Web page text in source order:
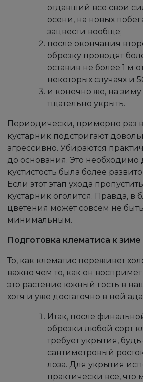
отдавший все свои
осени, на новых
зацвести вообще;
после окончания
обрезку проводят
оставив не более 1 м
некоторых случаях и
и конечно же, на
тщательно укрыть.
Периодически, примерно раз
кустарник подстригают
агрессивно. Убираются
до основания. Это необходимо
кустистость была более
Если этот этап ухода
кустарник оголится. Правда,
цветения может совсем не
минимальным.
Подготовка клематиса к зиме
То, как клематис переживет
важно чем то, как он
это растение южный гость в
хотя и уже достаточно в ней
Итак, после
обрезки любой сорт
требует укрытия,
сантиметровый
лоза. Для укрытия
практически все, что